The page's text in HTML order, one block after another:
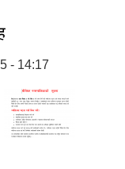
- 14:17